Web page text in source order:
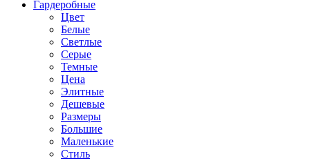
Гардеробные
Цвет
Белые
Светлые
Серые
Темные
Цена
Элитные
Дешевые
Размеры
Большие
Маленькие
Стиль